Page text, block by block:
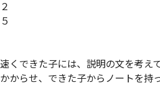
くできた子には、説明の文を考え
らせ、できた子からノートを持